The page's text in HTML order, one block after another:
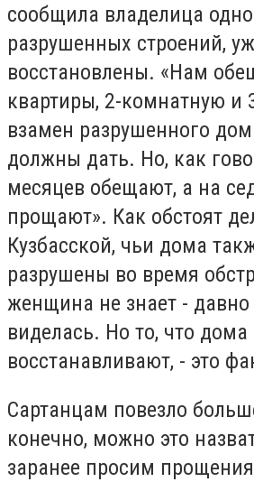
сообщила владелица
разрушенных строений,
восстановлены. «Нам
квартиры, 2-комнатную и
взамен разрушенного
должны дать. Но, как
месяцев обещают, а на
прощают». Как обстоят
Кузбасской, чьи дома
разрушены во время
женщина не знает -
виделась. Но то, что дома
восстанавливают, - это
Сартанцам повезло
конечно, можно это
заранее просим прощения